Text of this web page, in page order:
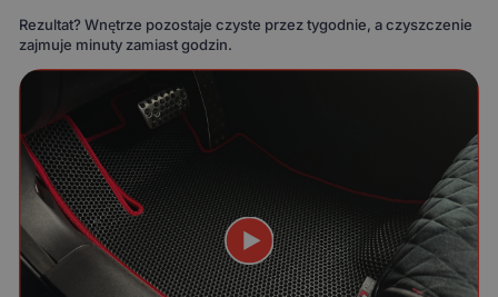
Rezultat? Wnętrze pozostaje czyste przez tygodnie, a czyszczenie
zajmuje minuty zamiast godzin.